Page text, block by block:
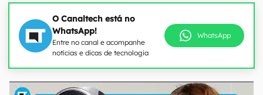
O Canaltech está no
WhatsApp!
Entre no canal e acompanhe
notícias e dicas de tecnologia
WhatsApp